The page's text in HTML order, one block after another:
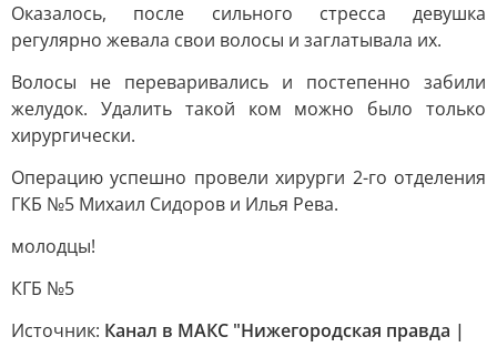
Оказалось, после сильного стресса девушка
регулярно жевала свои волосы и заглатывала их.
Волосы не переваривались и постепенно забили
желудок. Удалить такой ком можно было только
хирургически.
Операцию успешно провели хирурги 2-го отделения
ГКБ №5 Михаил Сидоров и Илья Рева.
молодцы!
КГБ №5
Источник: Канал в МАКС "Нижегородская правда |